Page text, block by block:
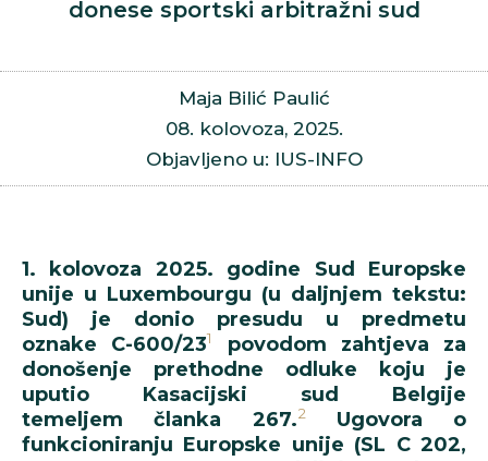
donese sportski arbitražni sud
Maja Bilić Paulić
08. kolovoza, 2025.
Objavljeno u: IUS-INFO
1. kolovoza 2025. godine Sud Europske
unije u Luxembourgu (u daljnjem tekstu:
Sud) je donio presudu u predmetu
oznake C-600/231
povodom zahtjeva za
donošenje prethodne odluke koju je
uputio Kasacijski sud Belgije
temeljem članka 267.2Ugovora o
funkcioniranju Europske unije (SL C 202,